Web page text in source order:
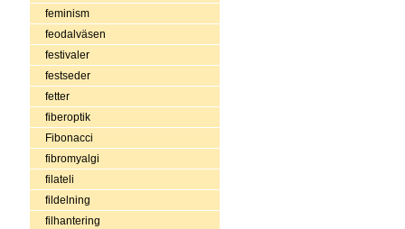
feminism
feodalväsen
festivaler
festseder
fetter
fiberoptik
Fibonacci
fibromyalgi
filateli
fildelning
filhantering